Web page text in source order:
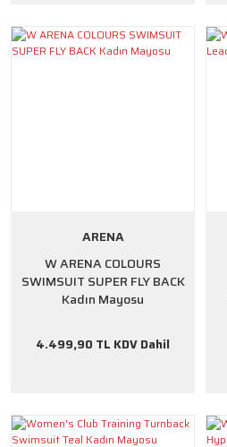
ARENA
W ARENA COLOURS
SWIMSUIT SUPER FLY BACK
Kadın Mayosu
4.499,90 TL KDV Dahil